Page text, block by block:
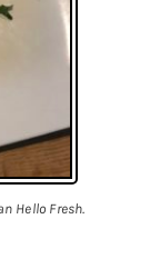
Hello Fresh.